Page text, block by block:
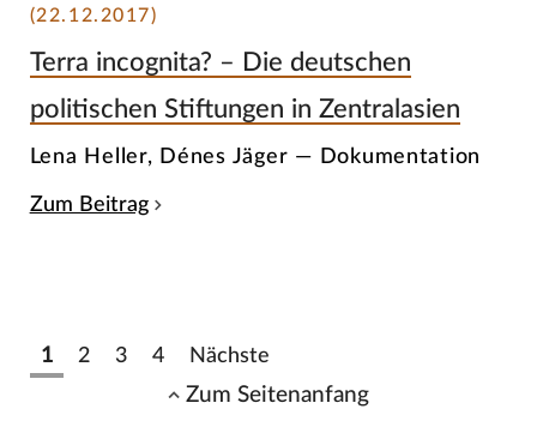
(22.12.2017)
Terra incognita? – Die deutschen
politischen Stiftungen in Zentralasien
Lena Heller, Dénes Jäger — Dokumentation
Zum Beitrag
1 2 3 4 Nächste
Zum Seitenanfang